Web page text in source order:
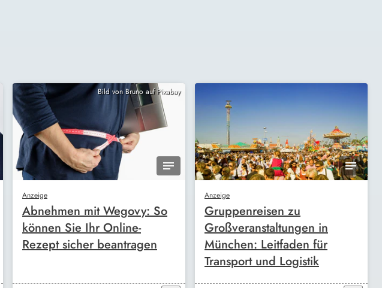
Bild von Bruno auf Pixabay
Anzeige
Abnehmen mit Wegovy: So
können Sie Ihr Online-
Rezept sicher beantragen
Anzeige
Gruppenreisen zu
Großveranstaltungen in
München: Leitfaden für
Transport und Logistik